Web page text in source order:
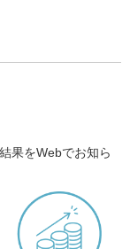
果をWebでお知ら